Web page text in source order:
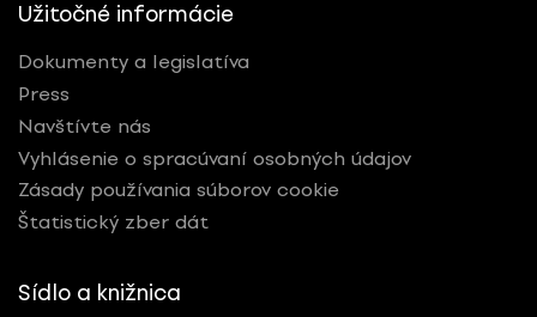
Užitočné informácie
Dokumenty a legislatíva
Press
Navštívte nás
Vyhlásenie o spracúvaní osobných údajov
Zásady používania súborov cookie
Štatistický zber dát
Sídlo a knižnica